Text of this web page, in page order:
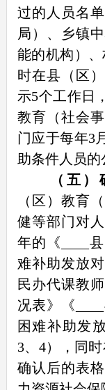
过的人员名
局）、乡镇
能的机构）
时在县（区
示5个工作日
教育（社会
门应于每年3
助条件人员的
（五）
（区）教育
健等部门对
年的《____
难补助发放
民办代课教
况表》《
困难补助发
3、4），同
确认后的表